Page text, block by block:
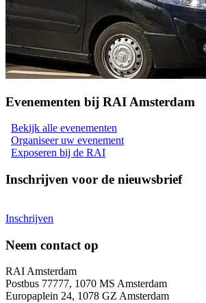
Evenementen bij RAI Amsterdam
Bekijk alle evenementen
Organiseer uw evenement
Exposeren bij de RAI
Inschrijven voor de nieuwsbrief
Inschrijven
Neem contact op
RAI Amsterdam
Postbus 77777, 1070 MS Amsterdam
Europaplein 24, 1078 GZ Amsterdam